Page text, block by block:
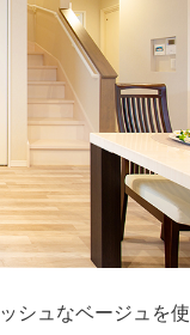
シュなベージュを使